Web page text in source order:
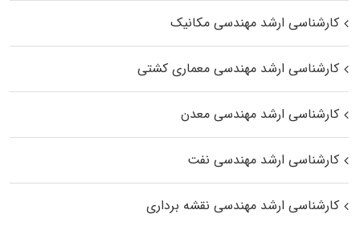
کارشناسی ارشد مهندسی مکانیک
کارشناسی ارشد مهندسی معماری کشتی
کارشناسی ارشد مهندسی معدن
کارشناسی ارشد مهندسی نفت
کارشناسی ارشد مهندسی نقشه برداری